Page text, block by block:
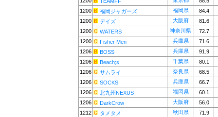
1200
福岡ジャガーズ 福岡県
84.4
1200
デイズ 大阪府
81.6
1200
WATERS 神奈川県
72.7
1200
Fisher Men 兵庫県
71.6
1206
BOSS 兵庫県
91.9
1206
Beach;s 千葉県
80.1
1206
サムライ 奈良県
68.5
1206
SOCKS 兵庫県
66.7
1206
北九州NEXUS 福岡県
60.1
1206
DarkCrow 大阪府
56.0
1212
タメタメ 秋田県
71.9